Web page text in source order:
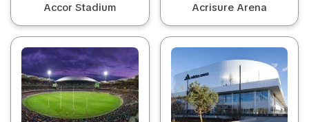
Accor Stadium Acrisure Arena